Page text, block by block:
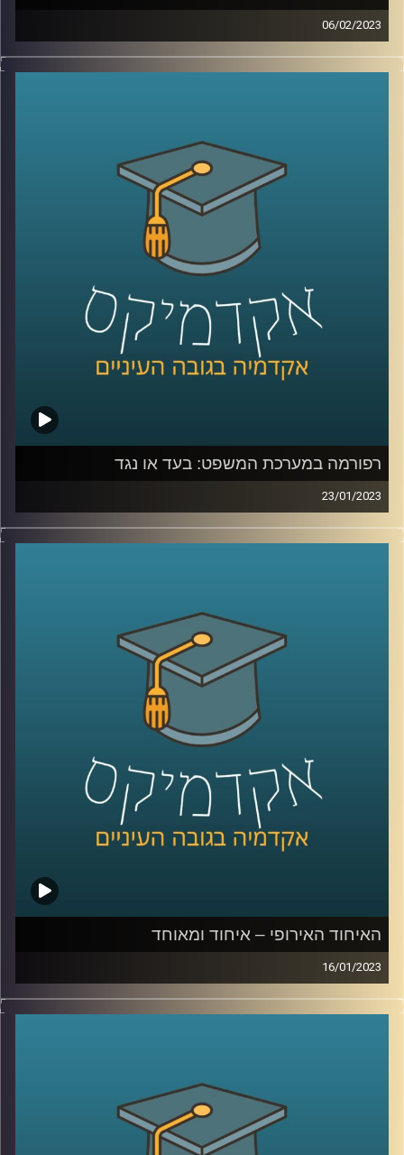
06/02/2023
בשנים האחרונות המשפט הבינלאומי הפך לזירת לאחד ממוקדי
המאבק המרכזיים של מדינת ישראל. כדי להבין טוב יותר את
AudioVersity
רפורמה במערכת המשפט: בעד או נגד
23/01/2023
בשבועות האחרונים מקדמת הממשלה רפורמה במערכת
המשפט. כתוצאה מכך, הרוחות במדינה סוערות. פרופסור יניב
AudioVersity
האיחוד האירופי – איחוד ומאוחד
16/01/2023
בשנים האחרונות עומד האיחוד האירופי בפנים אתגרים שונים.
גל מהגרים, מגיפת הקורונה וכיום המלחמה באוקראינה. בפרק
AudioVersity